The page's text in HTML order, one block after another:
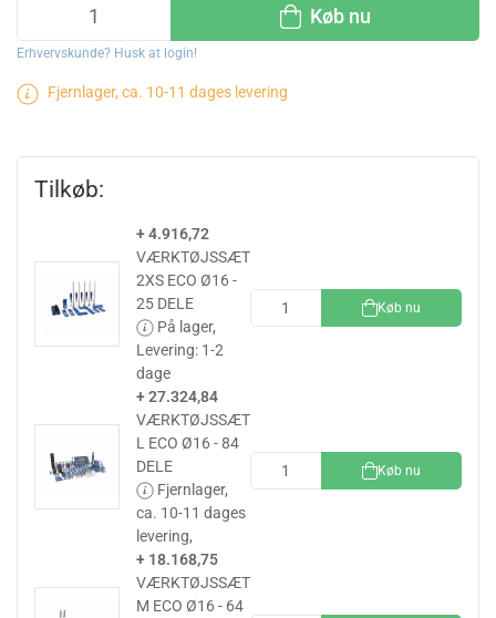
Køb nu
Erhvervskunde? Husk at login!
Fjernlager, ca. 10-11 dages levering
Tilkøb:
+ 4.916,72
VÆRKTØJSSÆT
2XS ECO Ø16 -
25 DELE
På lager,
Levering: 1-2
dage
Køb nu
+ 27.324,84
VÆRKTØJSSÆT
L ECO Ø16 - 84
DELE
Fjernlager,
ca. 10-11 dages
levering,
Køb nu
+ 18.168,75
VÆRKTØJSSÆT
M ECO Ø16 - 64